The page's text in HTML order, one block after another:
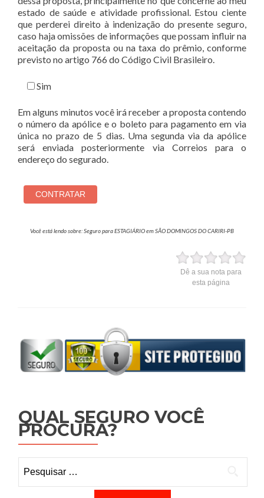
estado de saúde e atividade profissional. Estou ciente
que perderei direito à indenização do presente seguro,
caso haja omissões de informações que possam influir na
aceitação da proposta ou na taxa do prêmio, conforme
previsto no artigo 766 do Código Civil Brasileiro.
Sim
Em alguns minutos você irá receber a proposta contendo
o número da apólice e o boleto para pagamento em via
única no prazo de 5 dias. Uma segunda via da apólice
será enviada posteriormente via Correios para o
endereço do segurado.
Você está lendo sobre: Seguro para ESTAGIÁRIO em SÃO DOMINGOS DO CARIRI-PB
Dê a sua nota para
esta página
QUAL SEGURO VOCÊ
PROCURA?